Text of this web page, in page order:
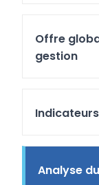
Offre
gestion
Analyse